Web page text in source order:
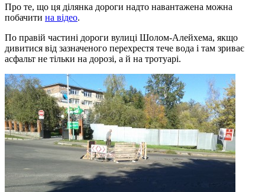
Про те, що ця ділянка дороги надто навантажена можна
побачити на відео.
По правій частині дороги вулиці Шолом-Алейхема, якщо
дивитися від зазначеного перехрестя тече вода і там зриває
асфальт не тільки на дорозі, а й на тротуарі.